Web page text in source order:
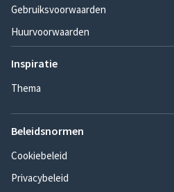
Gebruiksvoorwaarden
Huurvoorwaarden
Inspiratie
Thema
Beleidsnormen
Cookiebeleid
Privacybeleid